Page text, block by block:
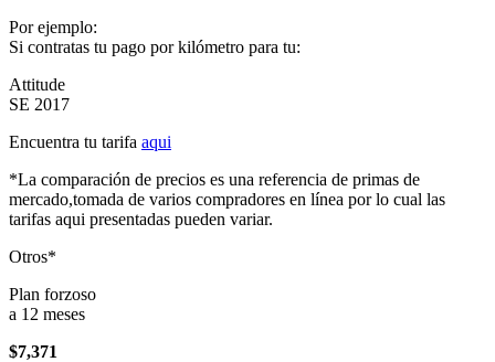
Por ejemplo:
Si contratas tu pago por kilómetro para tu:
Attitude
SE 2017
Encuentra tu tarifa aqui
*La comparación de precios es una referencia de primas de
mercado,tomada de varios compradores en línea por lo cual las
tarifas aqui presentadas pueden variar.
Otros*
Plan forzoso
a 12 meses
$7,371